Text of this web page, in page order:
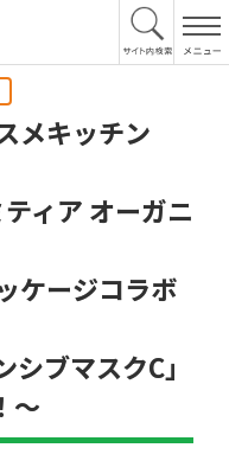
メキッチン
ィア オーガニ
ケージコラボ
ブマスクC」
～